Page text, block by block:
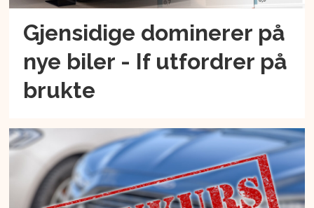
Gjensidige dominerer på
nye biler - If utfordrer på
brukte